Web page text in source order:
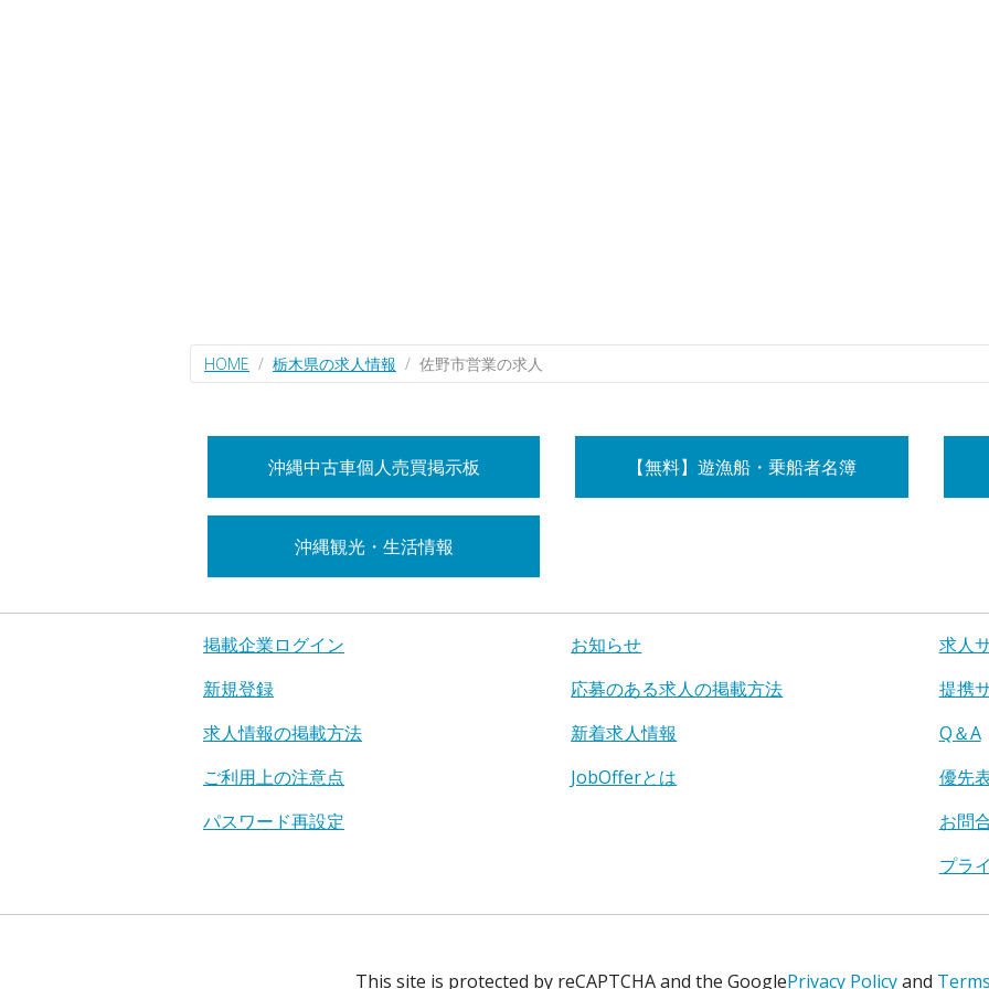
HOME 栃木県の求人情報 佐野市営業の求人
沖縄中古車個人売買掲示板 【無料】遊漁船・乗船者名簿
沖縄観光・生活情報
掲載企業ログイン
新規登録
求人情報の掲載方法
ご利用上の注意点
パスワード再設定
お知らせ
応募のある求人の掲載方法
新着求人情報
JobOfferとは
求人
提携
Q＆A
優先
お問
プラ
This site is protected by reCAPTCHA and the GooglePrivacy Policyand